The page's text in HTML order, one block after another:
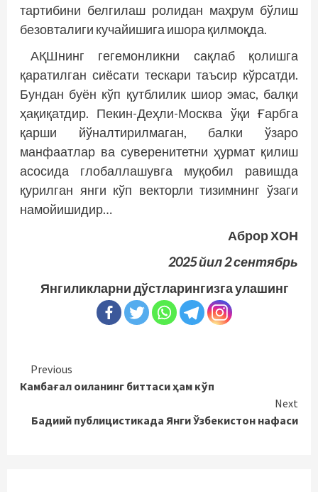
тартибини белгилаш ролидан маҳрум бўлиш
безовталиги кучайишига ишора қилмоқда.
АҚШнинг гегемонликни сақлаб қолишга
қаратилган сиёсати тескари таъсир кўрсатди.
Бундан буён кўп қутблилик шиор эмас, балқи
ҳақиқатдир. Пекин-Деҳли-Москва ўқи Ғарбга
қарши йўналтирилмаган, балки ўзаро
манфаатлар ва суверенитетни ҳурмат қилиш
асосида глобаллашувга муқобил равишда
қурилган янги кўп векторли тизимнинг ўзаги
намойишидир…
Аброр ХОН
2025 йил 2 сентябрь
Янгиликларни дўстларингизга улашинг
Continue
Reading
Previous
Камбағал оиланинг биттаси ҳам кўп
Next
Бадиий публицистикада Янги Ўзбекистон нафаси